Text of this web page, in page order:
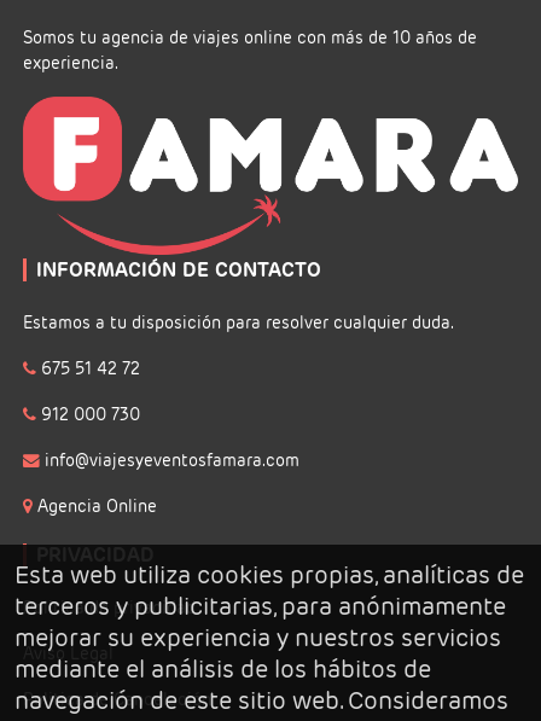
Karatu Simba Lodge (Karatu)
Karatu (Karatu)
+255 788 455 566
Somos tu agencia de viajes online con más de 10 años de
experiencia.
INFORMACIÓN DE CONTACTO
Estamos a tu disposición para resolver cualquier duda.
675 51 42 72
912 000 730
info@viajesyeventosfamara.com
Agencia Online
Politica de privacidad
Aviso Legal
Politica de Cancelación
Esta web utiliza cookies propias, analíticas de
terceros y publicitarias, para anónimamente
mejorar su experiencia y nuestros servicios
mediante el análisis de los hábitos de
navegación de este sitio web. Consideramos